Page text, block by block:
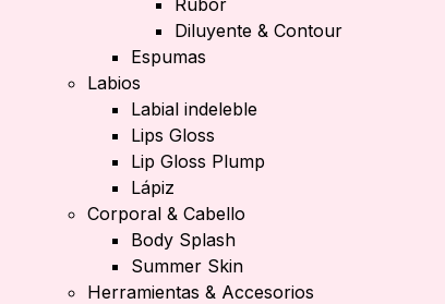
Rubor
Diluyente & Contour
Espumas
Labios
Labial indeleble
Lips Gloss
Lip Gloss Plump
Lápiz
Corporal & Cabello
Body Splash
Summer Skin
Herramientas & Accesorios